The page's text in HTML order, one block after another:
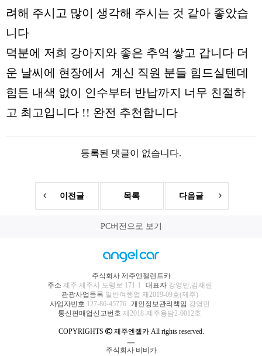
려해 주시고 많이 생각해 주시는 것 같아 좋았습
니다
덕분에 저희 강아지와 좋은 추억 쌓고 갑니다 더
운 날씨에 현장에서 계신 직원 분들 힘드실텐데
힘든 내색 없이 인수부터 반납까지 너무 친절하
고 최고입니다 !! 완전 추천합니다
등록된 댓글이 없습니다.
이전글 목록 다음글
PC버전으로 보기
주식회사 제주엔젤렌트카
주소 제주 제주시 도령로 171-1 대표자 강영민,김재린
관광사업등록 일반여행업 제2019-09호(제주)
사업자번호 127-86-45776 개인정보관리책임 강영민
통신판매업신고번호 제2018-제주용담2-0012호
COPYRIGHTS 제주엔젤카 All rights reserved.
ㅡ
주식회사 비비카